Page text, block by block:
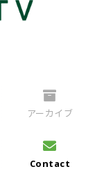
アーカイブ
Contact